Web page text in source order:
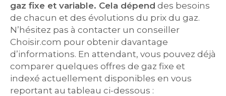
gaz fixe et variable. Cela dépend des besoins
de chacun et des évolutions du prix du gaz.
N’hésitez pas à contacter un conseiller
Choisir.com pour obtenir davantage
d’informations. En attendant, vous pouvez déjà
comparer quelques offres de gaz fixe et
indexé actuellement disponibles en vous
reportant au tableau ci-dessous :